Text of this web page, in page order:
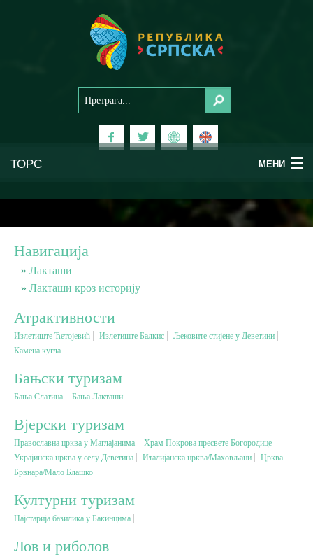
ТОРС МЕНИ
Планински туризам
Бањски туризам
Вјерски туризам
Еко туризам
Културни туризам
Гастрономија
Лов и риболов
Навигација
Лакташи
Лакташи кроз историју
Атрактивности
Излетиште Ћетојевић Излетиште Балкис
Љековите стијене у Деветини
Камена кугла
Бањски туризам
Бања Слатина Бања Лакташи
Вјерски туризам
Православна црква у Маглајанима
Храм Покрова пресвете Богородице
Украјинска црква у селу Деветина
Италијанска црква/Маховљани
Црква
Брвнара/Мало Блашко
Културни туризам
Најстарија базилика у Бакинцима
Лов и риболов